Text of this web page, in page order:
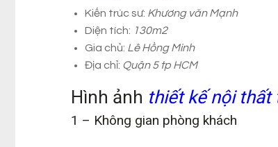
Kiến trúc sư: Khương văn Mạnh
Diện tích: 130m2
Gia chủ: Lê Hồng Minh
Địa chỉ: Quận 5 tp HCM
Hình ảnh thiết kế nội thất
1 – Không gian phòng khách